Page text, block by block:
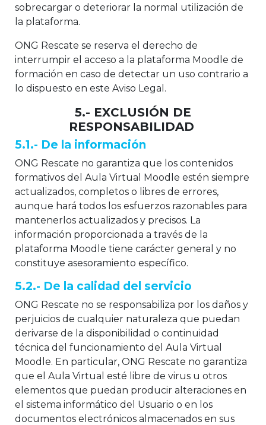
sobrecargar o deteriorar la normal utilización de
la plataforma.
ONG Rescate se reserva el derecho de
interrumpir el acceso a la plataforma Moodle de
formación en caso de detectar un uso contrario a
lo dispuesto en este Aviso Legal.
5.- EXCLUSIÓN DE
RESPONSABILIDAD
5.1.- De la información
ONG Rescate no garantiza que los contenidos
formativos del Aula Virtual Moodle estén siempre
actualizados, completos o libres de errores,
aunque hará todos los esfuerzos razonables para
mantenerlos actualizados y precisos. La
información proporcionada a través de la
plataforma Moodle tiene carácter general y no
constituye asesoramiento específico.
5.2.- De la calidad del servicio
ONG Rescate no se responsabiliza por los daños y
perjuicios de cualquier naturaleza que puedan
derivarse de la disponibilidad o continuidad
técnica del funcionamiento del Aula Virtual
Moodle. En particular, ONG Rescate no garantiza
que el Aula Virtual esté libre de virus u otros
elementos que puedan producir alteraciones en
el sistema informático del Usuario o en los
documentos electrónicos almacenados en sus